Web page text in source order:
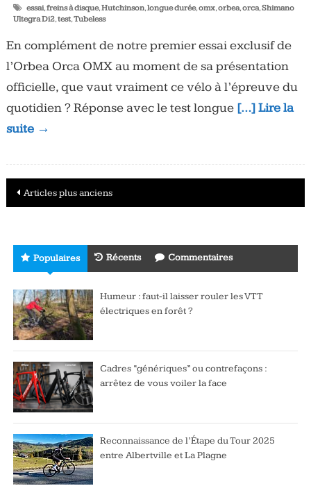
essai,freins à disque,Hutchinson,longue durée,omx,orbea,orca,Shimano
Ultegra Di2,test,Tubeless
En complément de notre premier essai exclusif de
l’Orbea Orca OMX au moment de sa présentation
officielle, que vaut vraiment ce vélo à l’épreuve du
quotidien ? Réponse avec le test longue […] Lire la
suite →
Navigation
des
articles
Articles plus anciens
Populaires Récents Commentaires
Humeur : faut-il laisser rouler les VTT
électriques en forêt ?
Cadres “génériques” ou contrefaçons :
arrêtez de vous voiler la face
Reconnaissance de l’Étape du Tour 2025
entre Albertville et La Plagne